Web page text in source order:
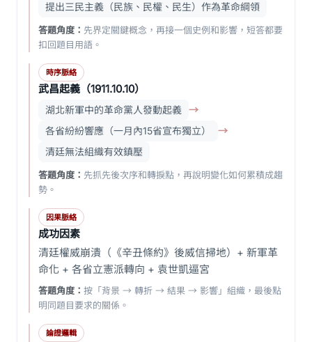
提出三民主義（民族、民權、民生）作為革命綱領
答題角度： 先界定關鍵概念，再接一個史例和影響，短答都要
扣回題目用語。
時序脈絡
武昌起義（1911.10.10）
湖北新軍中的革命黨人發動起義 →
各省紛紛響應（一月內15省宣布獨立）
→
清廷無法組織有效鎮壓
答題角度： 先抓先後次序和轉捩點，再說明變化如何累積成趨
勢。
因果脈絡
成功因素
清廷權威崩潰（《辛丑條約》後威信掃地）+ 新軍革
命化 + 各省立憲派轉向 + 袁世凱逼宮
答題角度： 按「背景 → 轉折 → 結果 → 影響」組織，最後點
明同題目要求的關係。
論證邏輯